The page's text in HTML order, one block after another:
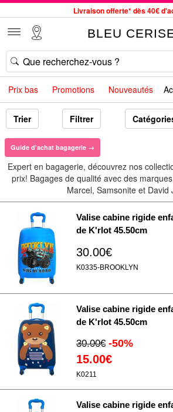
Livraison offerte* dès 40€
Commande avant 12h expédiée le jour
33 magasins en France. Un à proximité
Bon shopping chez BLEU
Jusqu'à -75% sur le site du 29/07
Samsonite, Delsey, American Tourister,
BLEU
Prix bas Promotions Nouveautés
Trier Filtrer
Guide d'achat bagagerie →
Expert en bagagerie, découvrez nos
prix! Bagages de qualité avec des
Marcel, Samsonite et David
Valise cabine rigide
de K'rlot 45.50cm
30.00€
K0335-BROOKLYN
Valise cabine rigide
de K'rlot 45.50cm
30.00€ -50%
15.00€
K0211
Valise cabine rigide